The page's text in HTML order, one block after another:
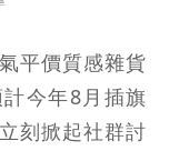
逝！最後身
語成讖 王必
今被檢調約談
平價質感雜貨
今年8月插旗
刻掀起社群討